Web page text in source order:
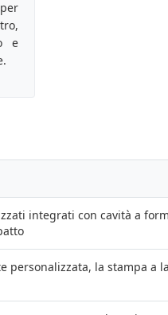
e
integrati con cavità a
personalizzata, la stampa a